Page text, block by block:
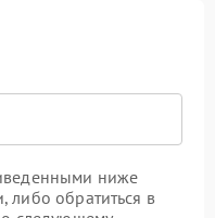
ниже
либо обратиться в